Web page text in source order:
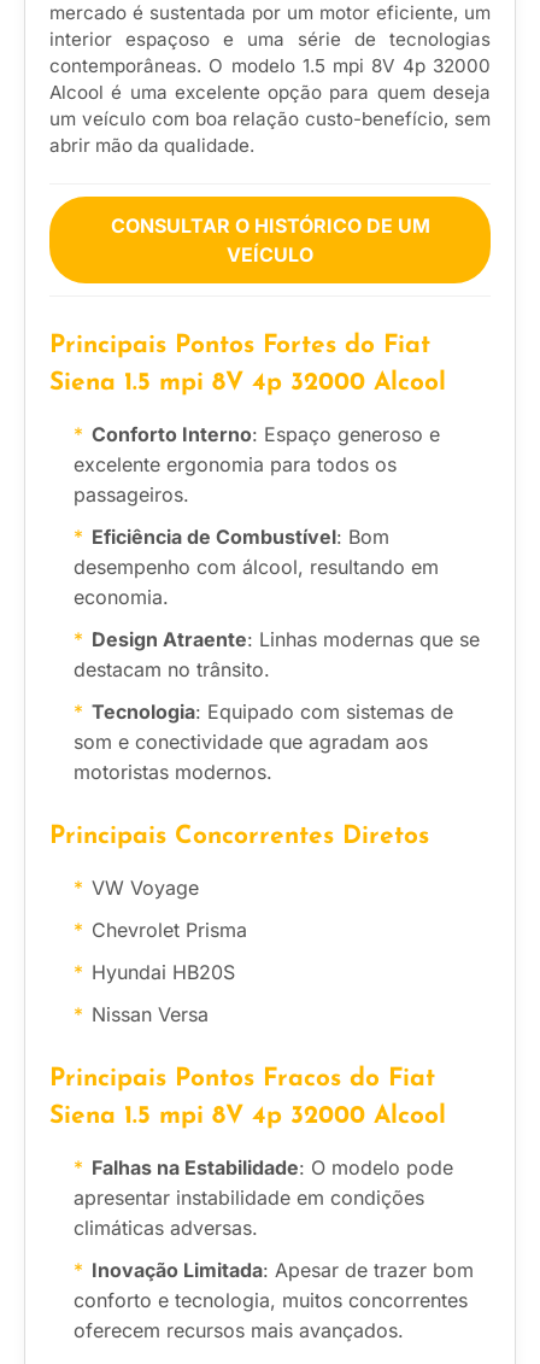
mercado é sustentada por um motor eficiente, um
interior espaçoso e uma série de tecnologias
contemporâneas. O modelo 1.5 mpi 8V 4p 32000
Alcool é uma excelente opção para quem deseja
um veículo com boa relação custo-benefício, sem
abrir mão da qualidade.
CONSULTAR O HISTÓRICO DE UM
VEÍCULO
Principais Pontos Fortes do Fiat
Siena 1.5 mpi 8V 4p 32000 Alcool
Conforto Interno: Espaço generoso e
excelente ergonomia para todos os
passageiros.
Eficiência de Combustível: Bom
desempenho com álcool, resultando em
economia.
Design Atraente: Linhas modernas que se
destacam no trânsito.
Tecnologia: Equipado com sistemas de
som e conectividade que agradam aos
motoristas modernos.
Principais Concorrentes Diretos
VW Voyage
Chevrolet Prisma
Hyundai HB20S
Nissan Versa
Principais Pontos Fracos do Fiat
Siena 1.5 mpi 8V 4p 32000 Alcool
Falhas na Estabilidade: O modelo pode
apresentar instabilidade em condições
climáticas adversas.
Inovação Limitada: Apesar de trazer bom
conforto e tecnologia, muitos concorrentes
oferecem recursos mais avançados.